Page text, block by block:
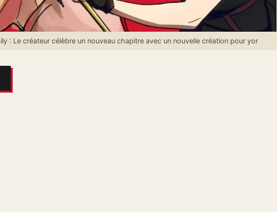
: Le créateur célèbre un nouveau chapitre avec un nouvelle création pour yor